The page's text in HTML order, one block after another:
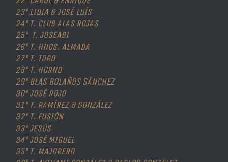
23º LIDIA & JOSÉ LUÍS
24º T. CLUB ALAS ROJAS
25º T. JOSEABI
26º T. HNOS. ALMADA
27º T. TORO
28º T. HORNO
29º BLAS BOLAÑOS SÁNCHEZ
30º JOSÉ ROJO
31º T. RAMÍREZ & GONZÁLEZ
32º T. FUSIÓN
33º JESÚS
34º JOSÉ MIGUEL
35º T. MAJORERO